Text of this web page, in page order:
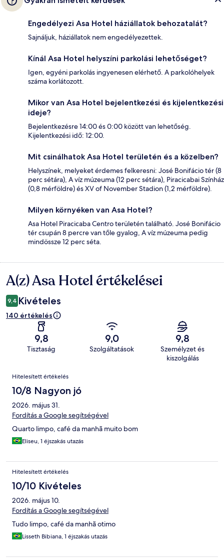
Engedélyezi Asa Hotel háziállatok behozatalát?
Sajnáljuk, háziállatok nem engedélyezettek.
Kínál Asa Hotel helyszíni parkolási lehetőséget?
Igen, egyéni parkolás ingyenesen elérhető. A parkolóhelyek
száma korlátozott.
Mikor van Asa Hotel bejelentkezési és kijelentkezési
ideje?
Bejelentkezésre 14:00 és 0:00 között van lehetőség.
Kijelentkezési idő: 12:00.
Mit csinálhatok Asa Hotel területén és a közelben?
Helyszínek, melyeket érdemes felkeresni: José Bonifácio tér (8
perc sétára), A víz múzeuma (12 perc sétára), Piracicabai Színház
(0,8 mérföldre) és XV of November Stadion (1,2 mérföldre).
Milyen környéken van Asa Hotel?
Asa Hotel Piracicaba Centro területén található. José Bonifácio
tér csupán 8 percre van tőle gyalog, A víz múzeuma pedig
mindössze 12 perc séta.
Értékelések
A(z) Asa Hotel értékelései
9,4 Kivételes
140 értékelés
9,8
Tisztaság
9,0
Szolgáltatások
9,8
Személyzet és
kiszolgálás
Értékelések
Hitelesített értékelés
10/8 Nagyon jó
2026. május 31.
Fordítás a Google segítségével
Quarto limpo, café da manhã muito bom
Eliseu, 1 éjszakás utazás
Hitelesített értékelés
10/10 Kivételes
2026. május 10.
Fordítás a Google segítségével
Tudo limpo, café da manhã otimo
Lisseth Bibiana, 1 éjszakás utazás